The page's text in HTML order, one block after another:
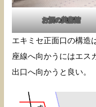
お酒の美術館
エキミセ正面口の構造
座線へ向かうにはエス
出口へ向かうと良い。